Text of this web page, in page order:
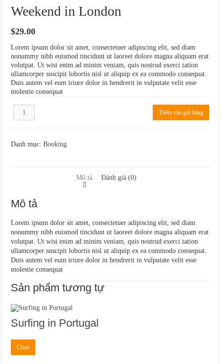
Weekend in London
$29.00
Lorem ipsum dolor sit amet, consectetuer adipiscing elit, sed diam
nonummy nibh euismod tincidunt ut laoreet dolore magna aliquam erat
volutpat. Ut wisi enim ad minim veniam, quis nostrud exerci tation
ullamcorper suscipit lobortis nisl ut aliquip ex ea commodo consequat.
Duis autem vel eum iriure dolor in hendrerit in vulputate velit esse
molestie consequat
Weekend
lượng
Thêm vào giỏ hàng
Danh mục:Booking
Mô tả Đánh giá (0)
Mô tả
Lorem ipsum dolor sit amet, consectetuer adipiscing elit, sed diam
nonummy nibh euismod tincidunt ut laoreet dolore magna aliquam erat
volutpat. Ut wisi enim ad minim veniam, quis nostrud exerci tation
ullamcorper suscipit lobortis nisl ut aliquip ex ea commodo consequat.
Duis autem vel eum iriure dolor in hendrerit in vulputate velit esse
molestie consequat
Sản phẩm tương tự
Surfing in Portugal
Chọn
Sản